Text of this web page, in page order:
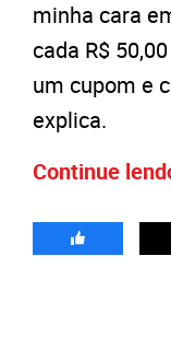
minha cara
cada R$
um cupom e
explica.
Continue